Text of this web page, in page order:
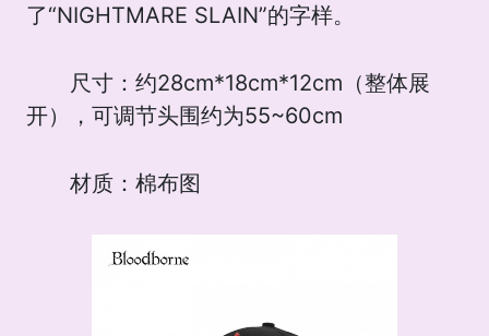
了“NIGHTMARE SLAIN”的字样。
尺寸：约28cm*18cm*12cm（整体展
开），可调节头围约为55~60cm
材质：棉布图